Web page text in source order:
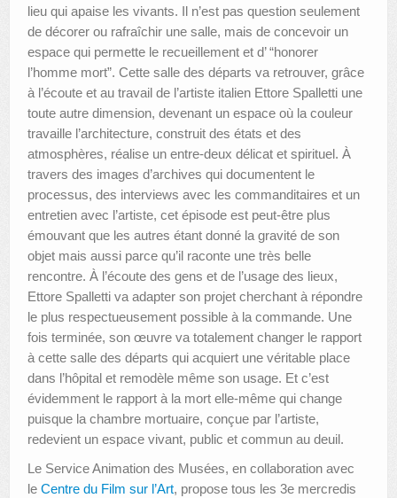
lieu qui apaise les vivants. Il n’est pas question seulement
de décorer ou rafraîchir une salle, mais de concevoir un
espace qui permette le recueillement et d’ “honorer
l’homme mort”. Cette salle des départs va retrouver, grâce
à l’écoute et au travail de l’artiste italien Ettore Spalletti une
toute autre dimension, devenant un espace où la couleur
travaille l’architecture, construit des états et des
atmosphères, réalise un entre-deux délicat et spirituel. À
travers des images d’archives qui documentent le
processus, des interviews avec les commanditaires et un
entretien avec l’artiste, cet épisode est peut-être plus
émouvant que les autres étant donné la gravité de son
objet mais aussi parce qu’il raconte une très belle
rencontre. À l’écoute des gens et de l’usage des lieux,
Ettore Spalletti va adapter son projet cherchant à répondre
le plus respectueusement possible à la commande. Une
fois terminée, son œuvre va totalement changer le rapport
à cette salle des départs qui acquiert une véritable place
dans l’hôpital et remodèle même son usage. Et c’est
évidemment le rapport à la mort elle-même qui change
puisque la chambre mortuaire, conçue par l’artiste,
redevient un espace vivant, public et commun au deuil.
Le Service Animation des Musées, en collaboration avec
le Centre du Film sur l’Art, propose tous les 3e mercredis